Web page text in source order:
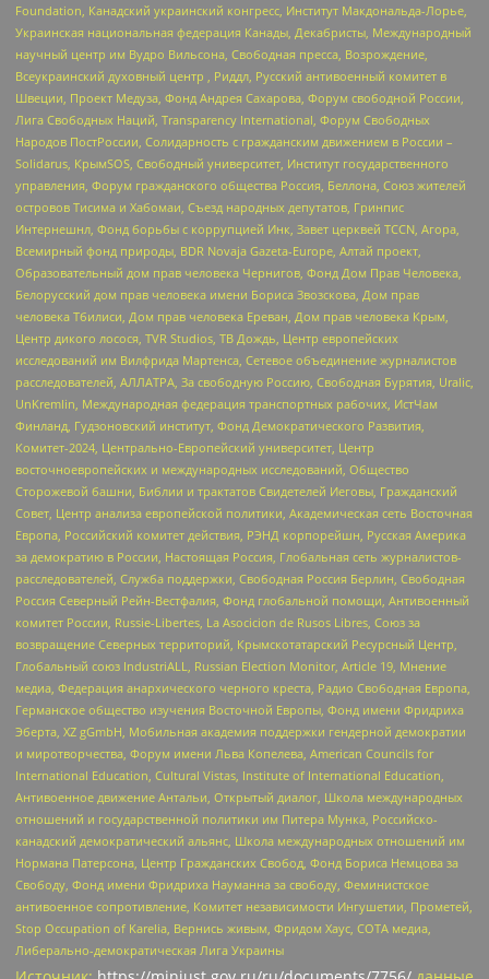
Foundation, Канадский украинский конгресс, Институт Макдональда-Лорье,
Украинская национальная федерация Канады, Декабристы, Международный
научный центр им Вудро Вильсона, Свободная пресса, Возрождение,
Всеукраинский духовный центр , Риддл, Русский антивоенный комитет в
Швеции, Проект Медуза, Фонд Андрея Сахарова, Форум свободной России,
Лига Свободных Наций, Transparеncy International, Форум Свободных
Народов ПостРоссии, Солидарность с гражданским движением в России –
Solidarus, КрымSOS, Свободный университет, Институт государственного
управления, Форум гражданского общества Россия, Беллона, Союз жителей
островов Тисима и Хабомаи, Съезд народных депутатов, Гринпис
Интернешнл, Фонд борьбы с коррупцией Инк, Завет церквей TCCN, Агора,
Всемирный фонд природы, BDR Novaja Gazeta-Europe, Алтай проект,
Образовательный дом прав человека Чернигов, Фонд Дом Прав Человека,
Белорусский дом прав человека имени Бориса Звозскова, Дом прав
человека Тбилиси, Дом прав человека Ереван, Дом прав человека Крым,
Центр дикого лосося, TVR Studios, ТВ Дождь, Центр европейских
исследований им Вилфрида Мартенса, Сетевое объединение журналистов
расследователей, АЛЛАТРА, За свободную Россию, Свободная Бурятия, Uralic,
UnKremlin, Международная федерация транспортных рабочих, ИстЧам
Финланд, Гудзоновский институт, Фонд Демократического Развития,
Комитет-2024, Центрально-Европейский университет, Центр
восточноевропейских и международных исследований, Общество
Сторожевой башни, Библии и трактатов Свидетелей Иеговы, Гражданский
Совет, Центр анализа европейской политики, Академическая сеть Восточная
Европа, Российский комитет действия, РЭНД корпорейшн, Русская Америка
за демократию в России, Настоящая Россия, Глобальная сеть журналистов-
расследователей, Служба поддержки, Свободная Россия Берлин, Свободная
Россия Северный Рейн-Вестфалия, Фонд глобальной помощи, Антивоенный
комитет России, Russie-Libertes, La Asocicion de Rusos Libres, Союз за
возвращение Северных территорий, Крымскотатарский Ресурсный Центр,
Глобальный союз IndustriALL, Russian Election Monitor, Article 19, Мнение
медиа, Федерация анархического черного креста, Радио Свободная Европа,
Германское общество изучения Восточной Европы, Фонд имени Фридриха
Эберта, XZ gGmbH, Мобильная академия поддержки гендерной демократии
и миротворчества, Форум имени Льва Копелева, American Councils for
International Education, Cultural Vistas, Institute of International Education,
Антивоенное движение Антальи, Открытый диалог, Школа международных
отношений и государственной политики им Питера Мунка, Российско-
канадский демократический альянс, Школа международных отношений им
Нормана Патерсона, Центр Гражданских Свобод, Фонд Бориса Немцова за
Свободу, Фонд имени Фридриха Науманна за свободу, Феминистское
антивоенное сопротивление, Комитет независимости Ингушетии, Прометей,
Stop Occupation of Karelia, Вернись живым, Фридом Хаус, СОТА медиа,
Либерально-демократическая Лига Украины